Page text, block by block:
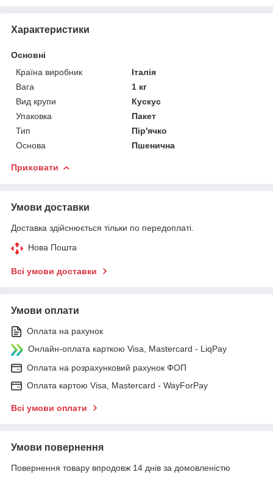
Характеристики
Основні
Країна виробник
Італія
Вага
1 кг
Вид крупи
Кускус
Упаковка
Пакет
Тип
Пір'ячко
Основа
Пшенична
Приховати
Умови доставки
Доставка здійснюється тільки по передоплаті.
Нова Пошта
Всі умови доставки
Умови оплати
Оплата на рахунок
Онлайн-оплата карткою Visa, Mastercard - LiqPay
Оплата на розрахунковий рахунок ФОП
Оплата картою Visa, Mastercard - WayForPay
Всі умови оплати
Умови повернення
Повернення товару впродовж 14 днів за домовленістю